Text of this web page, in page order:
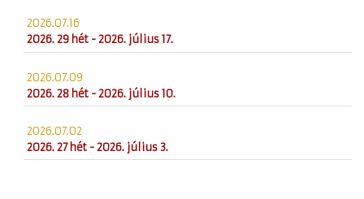
2026.07.16
2026. 29 hét - 2026. július 17.
2026.07.09
2026. 28 hét - 2026. július 10.
2026.07.02
2026. 27 hét - 2026. július 3.